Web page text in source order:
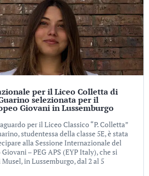
per il Liceo Colletta di
selezionata per il
Giovani in Lussemburgo
per il Liceo Classico “P. Colletta”
studentessa della classe 5E, è stata
alla Sessione Internazionale del
– PEG APS (EYP Italy), che si
in Lussemburgo, dal 2 al 5